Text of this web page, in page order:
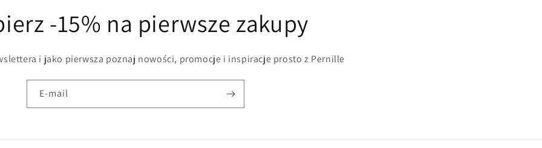
-15% na pierwsze zakupy
i jako pierwsza poznaj nowości, promocje i inspiracje prosto z Pernille
E-mail